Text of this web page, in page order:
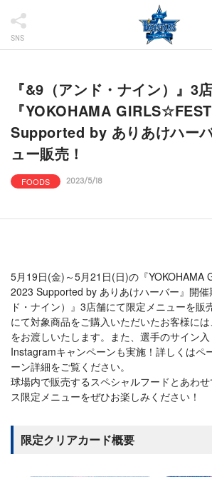
SNS
『&9（アンド・ナイン）』3
『YOKOHAMA
Supported by ありあけハー
ュー販売！
FOODS 2023/5/18
5月19日(金)～5月21日(日)の『YOKOHAMA
2023 Supported by ありあけハーバー』開
ド・ナイン）』3店舗にて限定メニューを販
にて対象商品をご購入いただいたお客様に
をお渡しいたします。また、選手のサイン
Instagramキャンペーンも実施！詳しくはペ
ーン詳細をご覧ください。
球場内で販売するスペシャルフードとあわ
ス限定メニューをぜひお楽しみください！
限定クリアカード概要